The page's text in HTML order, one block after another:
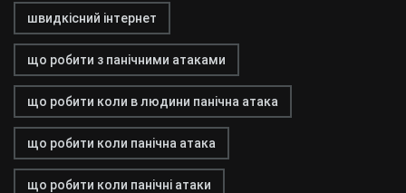
швидкісний інтернет
що робити з панічними атаками
що робити коли в людини панічна атака
що робити коли панічна атака
що робити коли панічні атаки